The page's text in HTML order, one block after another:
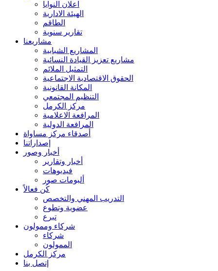
اعلان النوايا
الهيئة الادارية
الطاقم
تقارير سنوية
مشاريعنا
المشاريع الشبابية
مشاريع تعزيز القيادة النسائية
التمثيل الملائم
الحقوق الاقتصادية الاجتماعية
المكانة القانونية
التنظيم المجتمعي
مركز الكرمل
المرافعة الاعلامية
المرافعة الدولية
أصدقاء مركز مساواة
إصداراتنا
أخبار وصور
أخبار وتقارير
فيديوهات
ألبومات صور
كُن فعالاً
التدريب المهني والتخصص
عضوية وتطوع
تبرع
شركاء وممولون
شركاء
الممولون
مركز الكرمل
إتصل بنا